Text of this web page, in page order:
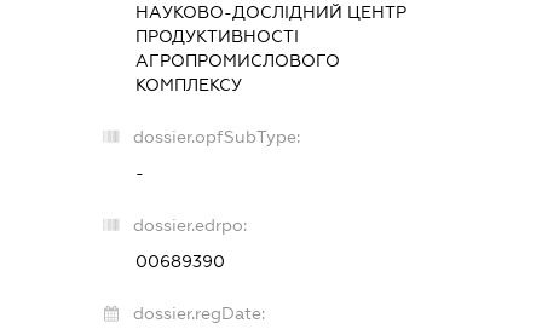
НАУКОВО-ДОСЛІДНИЙ ЦЕНТР
ПРОДУКТИВНОСТІ
АГРОПРОМИСЛОВОГО
КОМПЛЕКСУ
dossier.opfSubType:
-
dossier.edrpo:
00689390
dossier.regDate: